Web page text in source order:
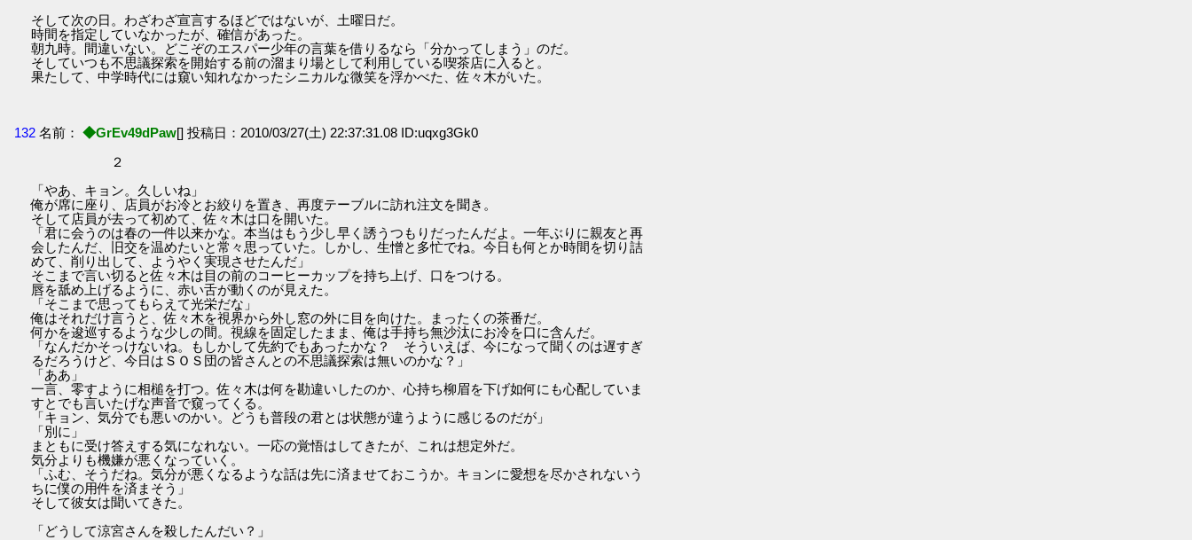
そして次の日。わざわざ宣言するほどではないが、土曜日だ。
時間を指定していなかったが、確信があった。
朝九時。間違いない。どこぞのエスパー少年の言葉を借りるなら「分かってしまう」のだ。
そしていつも不思議探索を開始する前の溜まり場として利用している喫茶店に入ると。
果たして、中学時代には窺い知れなかったシニカルな微笑を浮かべた、佐々木がいた。
132 名前： ◆GrEv49dPaw[] 投稿日：2010/03/27(土) 22:37:31.08 ID:uqxg3Gk0
２
「やあ、キョン。久しいね」
俺が席に座り、店員がお冷とお絞りを置き、再度テーブルに訪れ注文を聞き。
そして店員が去って初めて、佐々木は口を開いた。
「君に会うのは春の一件以来かな。本当はもう少し早く誘うつもりだったんだよ。一年ぶりに親友と再
会したんだ、旧交を温めたいと常々思っていた。しかし、生憎と多忙でね。今日も何とか時間を切り詰
めて、削り出して、ようやく実現させたんだ」
そこまで言い切ると佐々木は目の前のコーヒーカップを持ち上げ、口をつける。
唇を舐め上げるように、赤い舌が動くのが見えた。
「そこまで思ってもらえて光栄だな」
俺はそれだけ言うと、佐々木を視界から外し窓の外に目を向けた。まったくの茶番だ。
何かを逡巡するような少しの間。視線を固定したまま、俺は手持ち無沙汰にお冷を口に含んだ。
「なんだかそっけないね。もしかして先約でもあったかな？ そういえば、今になって聞くのは遅すぎ
るだろうけど、今日はＳＯＳ団の皆さんとの不思議探索は無いのかな？」
「ああ」
一言、零すように相槌を打つ。佐々木は何を勘違いしたのか、心持ち柳眉を下げ如何にも心配していま
すとでも言いたげな声音で窺ってくる。
「キョン、気分でも悪いのかい。どうも普段の君とは状態が違うように感じるのだが」
「別に」
まともに受け答えする気になれない。一応の覚悟はしてきたが、これは想定外だ。
気分よりも機嫌が悪くなっていく。
「ふむ、そうだね。気分が悪くなるような話は先に済ませておこうか。キョンに愛想を尽かされないう
ちに僕の用件を済まそう」
そして彼女は聞いてきた。
「どうして涼宮さんを殺したんだい？」